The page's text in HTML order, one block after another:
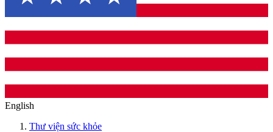
English
Thư viện sức khỏe